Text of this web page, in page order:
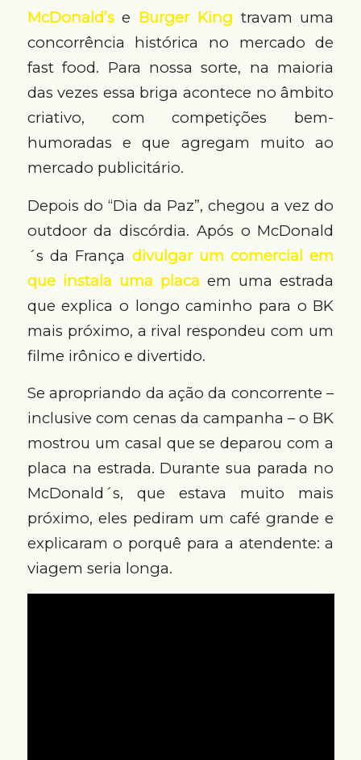
McDonald’se Burger King travam uma
concorrência histórica no mercado de
fast food. Para nossa sorte, na maioria
das vezes essa briga acontece no âmbito
criativo, com competições bem-
humoradas e que agregam muito ao
mercado publicitário.
Depois do “Dia da Paz”, chegou a vez do
outdoor da discórdia. Após o McDonald
´s da França divulgar um comercial em
que instala uma placa em uma estrada
que explica o longo caminho para o BK
mais próximo, a rival respondeu com um
filme irônico e divertido.
Se apropriando da ação da concorrente –
inclusive com cenas da campanha – o BK
mostrou um casal que se deparou com a
placa na estrada. Durante sua parada no
McDonald´s, que estava muito mais
próximo, eles pediram um café grande e
explicaram o porquê para a atendente: a
viagem seria longa.